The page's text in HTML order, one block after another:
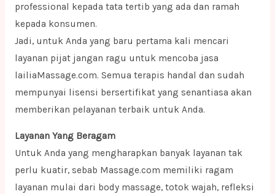
professional kepada tata tertib yang ada dan ramah
kepada konsumen.
Jadi, untuk Anda yang baru pertama kali mencari
layanan pijat jangan ragu untuk mencoba jasa
lailiaMassage.com. Semua terapis handal dan sudah
mempunyai lisensi bersertifikat yang senantiasa akan
memberikan pelayanan terbaik untuk Anda.
Layanan Yang Beragam
Untuk Anda yang mengharapkan banyak layanan tak
perlu kuatir, sebab Massage.com memiliki ragam
layanan mulai dari body massage, totok wajah, refleksi